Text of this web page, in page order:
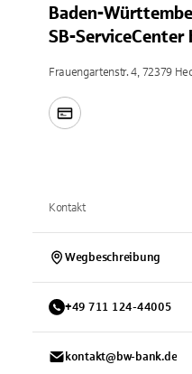
Baden-
SB-ServiceCenter
Frauengartenstr. 4, 72379
Kontakt
Wegbeschreibung
+49 711 124-44005
kontakt@bw-bank.de